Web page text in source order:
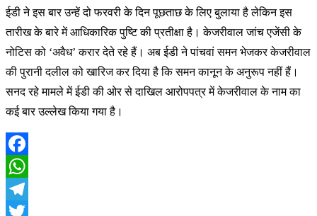
ईडी ने इस बार उन्हें दो फरवरी के दिन पूछताछ के लिए बुलाया है लेकिन इस
तारीख के बारे में आधिकारिक पुष्टि की प्रतीक्षा है। केजरीवाल जांच एजेंसी के
नोटिस को ‘अवैध’ करार देते रहे हैं। अब ईडी ने पांचवां समन भेजकर केजरीवाल
की पुरानी दलील को खारिज कर दिया है कि समन कानून के अनुरूप नहीं हैं।
सनद रहे मामले में ईडी की ओर से दाखिल आरोपपत्र में केजरीवाल के नाम का
कई बार उल्लेख किया गया है।
Facebook
WhatsApp
Telegram